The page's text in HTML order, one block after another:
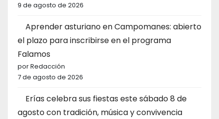
9 de agosto de 2026
Aprender asturiano en Campomanes: abierto
el plazo para inscribirse en el programa
Falamos
por Redacción
7 de agosto de 2026
Erías celebra sus fiestas este sábado 8 de
agosto con tradición, música y convivencia